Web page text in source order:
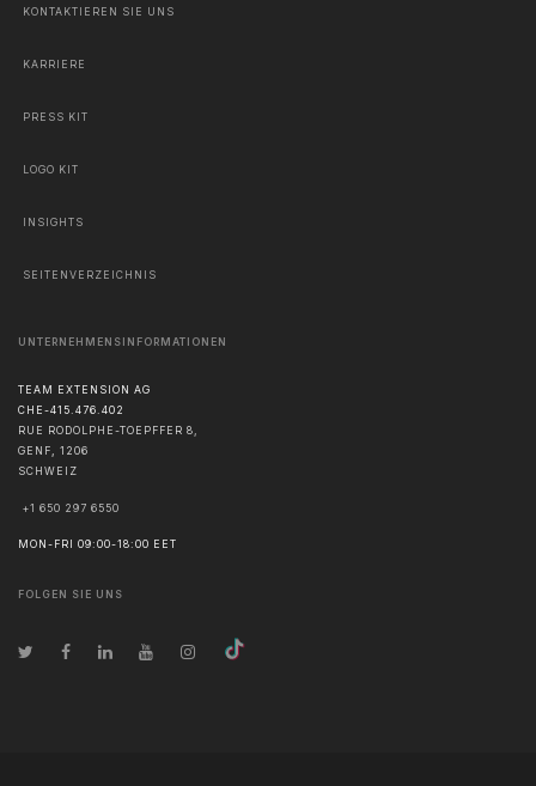
KONTAKTIEREN SIE UNS
KARRIERE
PRESS KIT
LOGO KIT
INSIGHTS
SEITENVERZEICHNIS
UNTERNEHMENSINFORMATIONEN
TEAM EXTENSION AG
CHE-415.476.402
RUE RODOLPHE-TOEPFFER 8,
GENF
1206
SCHWEIZ
+1 650 297 6550
MON-FRI 09:00-18:00 EET
FOLGEN SIE UNS